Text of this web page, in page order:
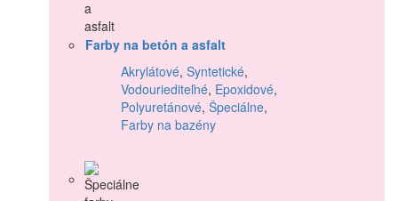
Farby na betón a asfalt
Akrylátové, Syntetické,
Vodouriediteľné, Epoxidové,
Polyuretánové, Špeciálne,
Farby na bazény